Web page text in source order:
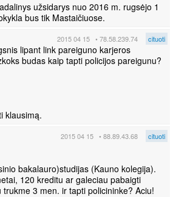
užsidarys nuo 2016 m. rugsėjo 1
bus tik Mastaičiuose.
2015 04 15 • 78.58.239.74 cituoti
lipant link pareiguno karjeros
budas kaip tapti policijos pareigunu?
klausimą.
2015 04 15 • 88.89.43.68 cituoti
bakalauro)studijas (Kauno kolegija).
120 kreditu ar galeciau pabaigti
3 men. ir tapti policininke? Aciu!